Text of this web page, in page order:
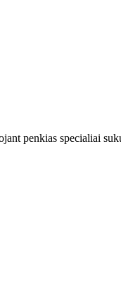
penkias specialiai